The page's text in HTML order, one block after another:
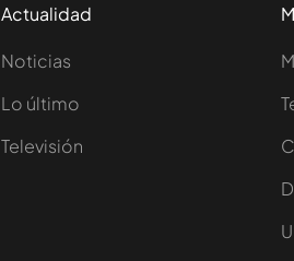
Actualidad
Noticias
Lo último
Televisión